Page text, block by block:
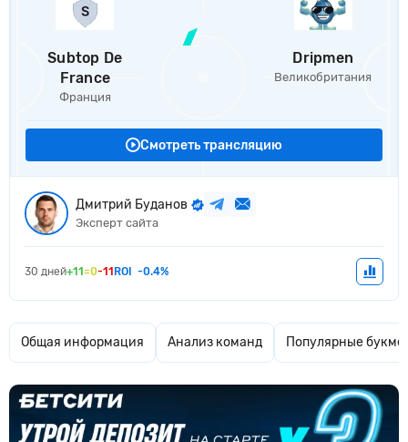
Subtop De
France
Франция
Dripmen
Великобритания
Смотреть трансляцию
Дмитрий Буданов
Эксперт сайта
30 дней+11 =0-11 ROI -0.4%
Общая информация Анализ команд Популярные